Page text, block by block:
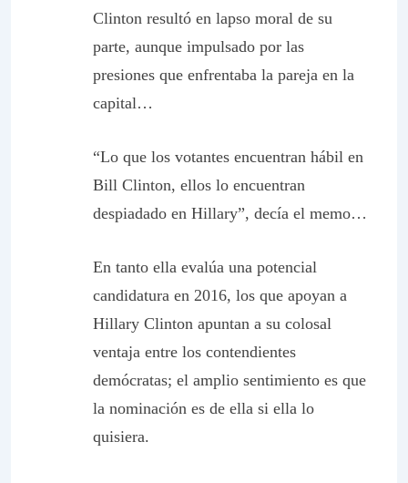
Clinton resultó en lapso moral de su
parte, aunque impulsado por las
presiones que enfrentaba la pareja en la
capital…
“Lo que los votantes encuentran hábil en
Bill Clinton, ellos lo encuentran
despiadado en Hillary”, decía el memo…
En tanto ella evalúa una potencial
candidatura en 2016, los que apoyan a
Hillary Clinton apuntan a su colosal
ventaja entre los contendientes
demócratas; el amplio sentimiento es que
la nominación es de ella si ella lo
quisiera.